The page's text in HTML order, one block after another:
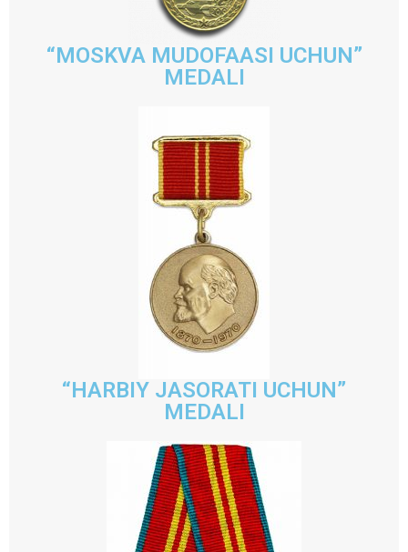
“MOSKVA MUDOFAASI UCHUN”
MEDALI
“HARBIY JASORATI UCHUN”
MEDALI